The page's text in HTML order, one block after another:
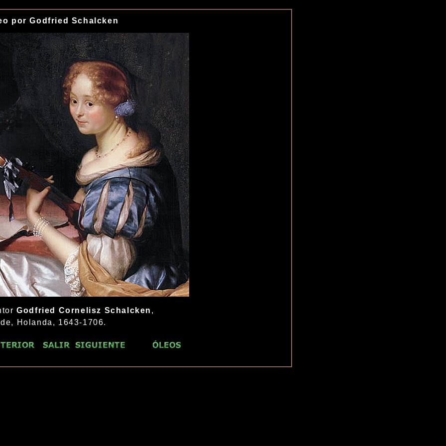
por Godfried Schalcken
Godfried Cornelisz Schalcken ,
Holanda, 1643-1706.